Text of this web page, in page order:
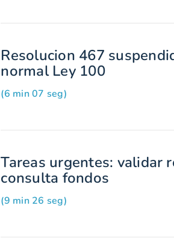
Resolucion 467
normal Ley 100
(6 min 07 seg)
Tareas urgentes: validar
consulta fondos
(9 min 26 seg)